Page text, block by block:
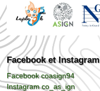
Facebook et Instagram
Facebook coasign94
Instagram co_as_ign